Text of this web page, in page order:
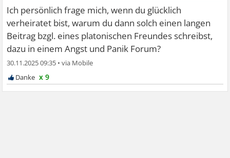
Ich persönlich frage mich, wenn du glücklich
verheiratet bist, warum du dann solch einen langen
Beitrag bzgl. eines platonischen Freundes schreibst,
dazu in einem Angst und Panik Forum?
30.11.2025 09:35 •
x 9